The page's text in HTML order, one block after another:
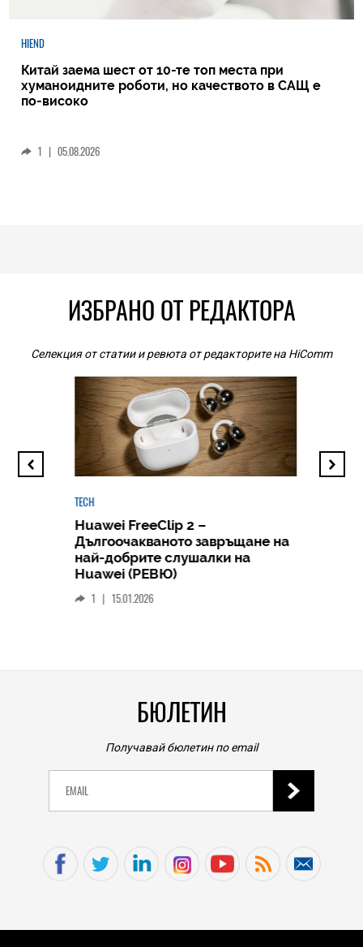
HIEND
Китай заема шест от 10-те топ места при
хуманоидните роботи, но качеството в САЩ е
по-високо
1 | 05.08.2026
ИЗБРАНО ОТ РЕДАКТОРА
Селекция от статии и ревюта от редакторите на HiComm
TECH
Huawei FreeClip 2 –
Дългоочакваното завръщане на
най-добрите слушалки на
Huawei (РЕВЮ)
1 15.01.2026
БЮЛЕТИН
Получавай бюлетин по email